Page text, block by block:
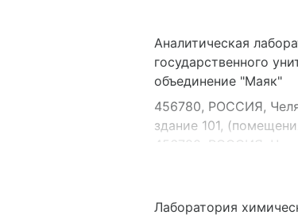
456780, РОССИЯ,
410080, РОССИЯ,
МО,Вольский тракт, 4
Аналитическая
государственного
объединение "Маяк"
456780, РОССИЯ,
здание 101,
456780, РОССИЯ,
456780, РОССИЯ,
Лаборатория